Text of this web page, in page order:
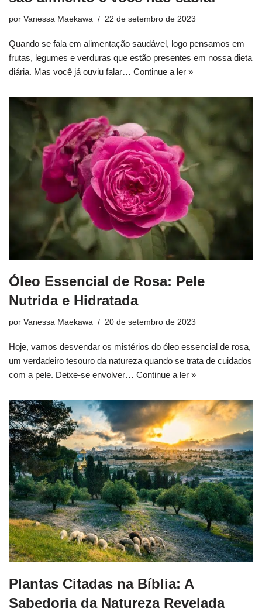
por Vanessa Maekawa 22 de setembro de 2023
Quando se fala em alimentação saudável, logo pensamos em
frutas, legumes e verduras que estão presentes em nossa dieta
diária. Mas você já ouviu falar… Continue a ler »
Óleo Essencial de Rosa: Pele
Nutrida e Hidratada
por Vanessa Maekawa 20 de setembro de 2023
Hoje, vamos desvendar os mistérios do óleo essencial de rosa,
um verdadeiro tesouro da natureza quando se trata de cuidados
com a pele. Deixe-se envolver… Continue a ler »
Plantas Citadas na Bíblia: A
Sabedoria da Natureza Revelada